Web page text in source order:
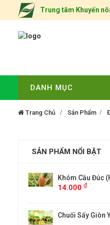
Trung tâm Khuyến
DANH MỤC
Trang Chủ Sản Phẩm
SẢN PHẨM NỔI BẬT
(Hậu Giang)
Yên Châu
ĐẶC SẢN
THÁI